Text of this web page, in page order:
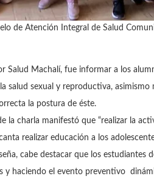
de Atención Integral de Salud
Salud Machalí, fue informar a los
salud sexual y reproductiva,
la postura de éste.
la charla manifestó que “realizar la
realizar educación a los
cabe destacar que los estudiantes
y haciendo el evento preventivo